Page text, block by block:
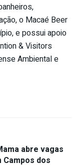
o Macaé Beer
e possui apoio
& Visitors
Ambiental e
abre vagas
dos